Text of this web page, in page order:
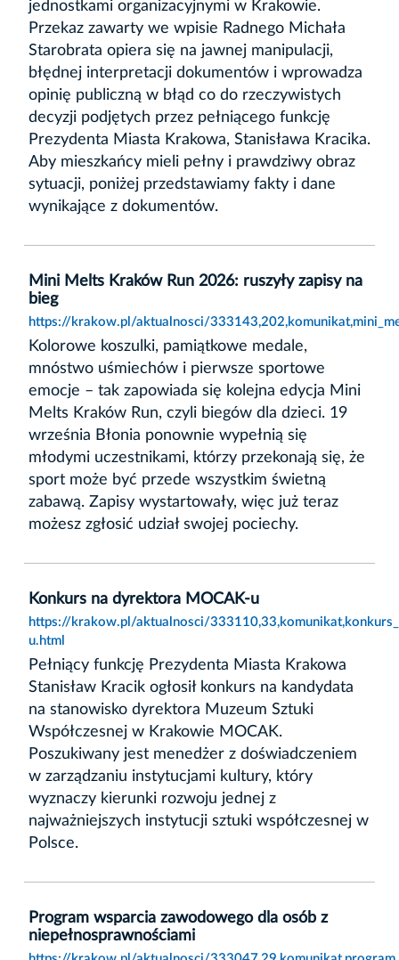
jednostkami organizacyjnymi w Krakowie.
Przekaz zawarty we wpisie Radnego Michała
Starobrata opiera się na jawnej manipulacji,
błędnej interpretacji dokumentów i wprowadza
opinię publiczną w błąd co do rzeczywistych
decyzji podjętych przez pełniącego funkcję
Prezydenta Miasta Krakowa, Stanisława Kracika.
Aby mieszkańcy mieli pełny i prawdziwy obraz
sytuacji, poniżej przedstawiamy fakty i dane
wynikające z dokumentów.
Mini Melts Kraków Run 2026: ruszyły zapisy na
bieg
https://krakow.pl/aktualnosci/
Kolorowe koszulki, pamiątkowe medale,
mnóstwo uśmiechów i pierwsze sportowe
emocje – tak zapowiada się kolejna edycja Mini
Melts Kraków Run, czyli biegów dla dzieci. 19
września Błonia ponownie wypełnią się
młodymi uczestnikami, którzy przekonają się, że
sport może być przede wszystkim świetną
zabawą. Zapisy wystartowały, więc już teraz
możesz zgłosić udział swojej pociechy.
Konkurs na dyrektora MOCAK-u
https://krakow.pl/aktualnosci/
u.html
Pełniący funkcję Prezydenta Miasta Krakowa
Stanisław Kracik ogłosił konkurs na kandydata
na stanowisko dyrektora Muzeum Sztuki
Współczesnej w Krakowie MOCAK.
Poszukiwany jest menedżer z doświadczeniem
w zarządzaniu instytucjami kultury, który
wyznaczy kierunki rozwoju jednej z
najważniejszych instytucji sztuki współczesnej w
Polsce.
Program wsparcia zawodowego dla osób z
niepełnosprawnościami